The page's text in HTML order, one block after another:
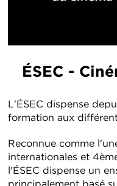
ÉSEC -
L'ÉSEC dispense
formation aux
Reconnue comme
internationales et
l'ÉSEC dispense un